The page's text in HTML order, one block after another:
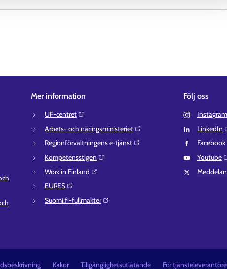
Mer information
UF-centret⁠
Arbets- och näringsministeriet⁠
Regionförvaltningens e-tjänst⁠
Kompetensstigen⁠
Work in Finland⁠
EURES⁠
Suomi.fi-fullmakter⁠
Följ oss
Instagram⁠
LinkedIn⁠
Facebook⁠
Youtube⁠
Kakor Tillgänglighetsutlåtande För